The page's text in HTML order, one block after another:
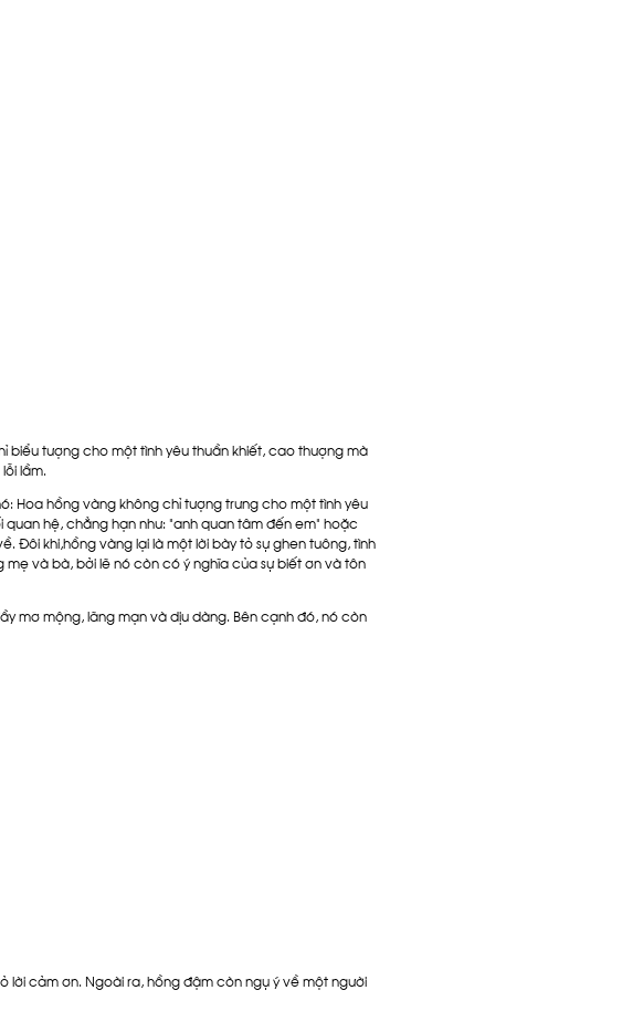
biểu tượng cho một tình yêu thuần khiết, cao thượng mà
lầm.
Hoa hồng vàng không chỉ tượng trưng cho một tình yêu
hệ, chẳng hạn như: "anh quan tâm đến em" hoặc
Đôi khi,hồng vàng lại là một lời bày tỏ sự ghen tuông, tình
và bà, bởi lẽ nó còn có ý nghĩa của sự biết ơn và tôn
mơ mộng, lãng mạn và dịu dàng. Bên cạnh đó, nó còn
lời cảm ơn. Ngoài ra, hồng đậm còn ngụ ý về một người